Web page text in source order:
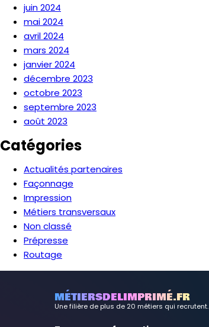
juin 2024
mai 2024
avril 2024
mars 2024
janvier 2024
décembre 2023
octobre 2023
septembre 2023
août 2023
Catégories
Actualités partenaires
Façonnage
Impression
Métiers transversaux
Non classé
Prépresse
Routage
MÉTIERSDELIMPRIMÉ.FR
Une filière de plus de 20 métiers qui recrutent.